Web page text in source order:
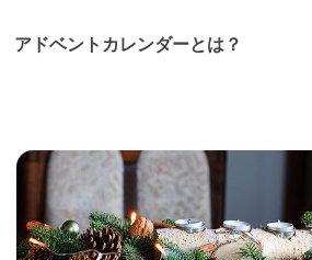
アドベントカレンダーとは？